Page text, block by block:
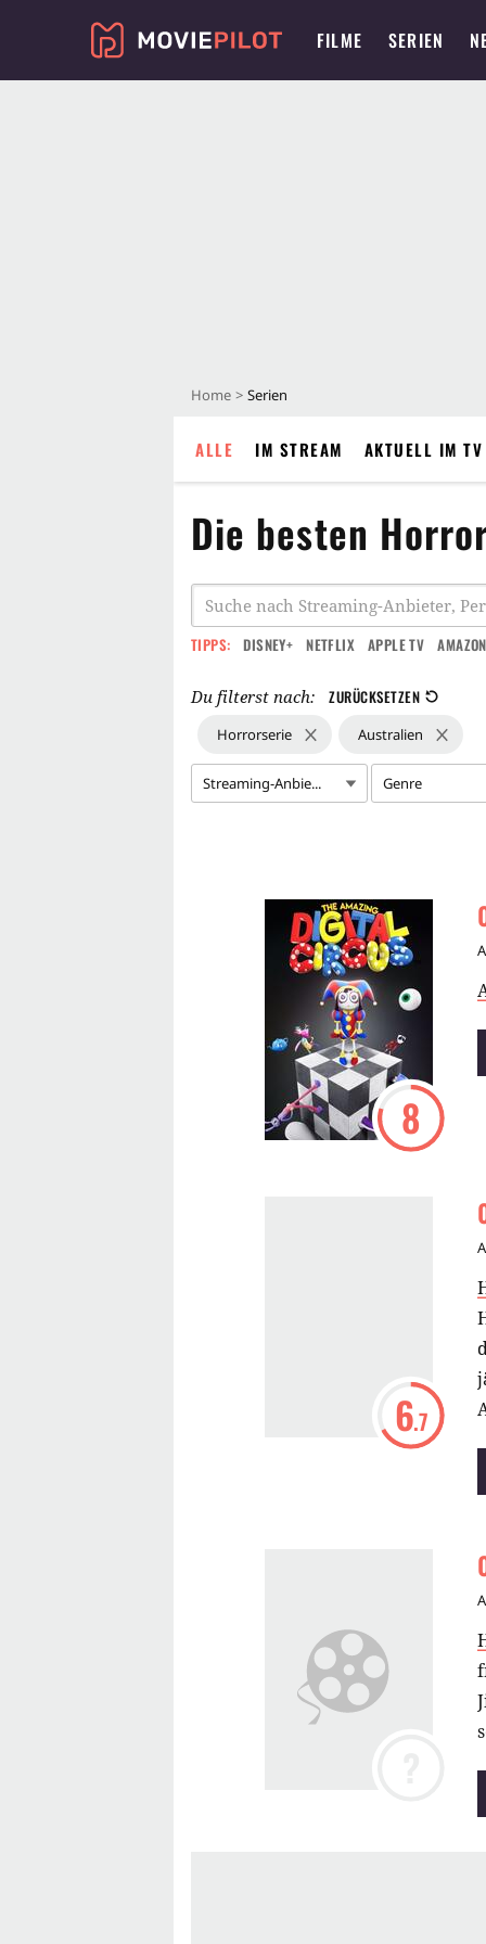
FILME SERIEN
Home Serien
ALLE IM STREAM AKTUELL IM TV
Die besten
TIPPS: DISNEY+ NETFLIX APPLE TV
Du filterst nach: ZURÜCKSETZEN
Horrorserie Australien
Streaming-Anbie... Genre
8
6.7